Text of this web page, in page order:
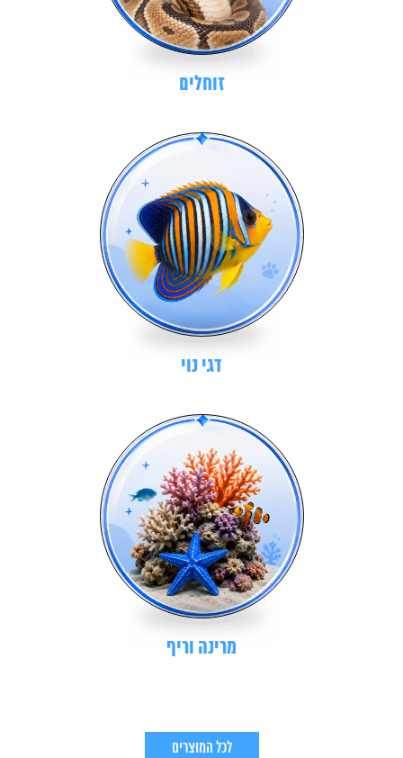
זוחלים
דגי נוי
מרינה וריף
לכל המוצרים